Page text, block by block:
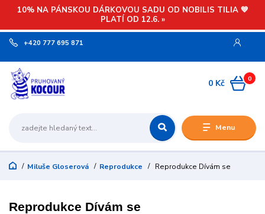
10% NA PÁNSKOU DÁRKOVOU SADU OD NOBILIS TILIA 💙
PLATÍ OD 12.6. »
Menu
+420 777 695 871
0
0 Kč
Miluše Gloserová Reprodukce Reprodukce Dívám se
Reprodukce Dívám se